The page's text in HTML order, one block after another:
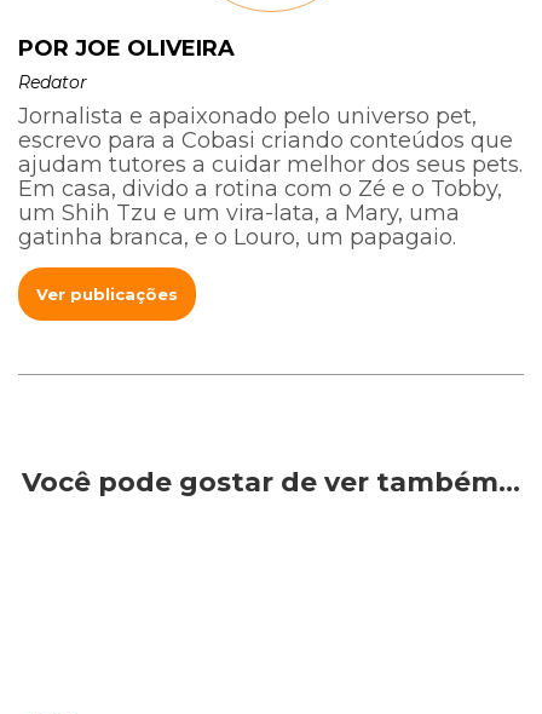
POR JOE OLIVEIRA
Redator
Jornalista e apaixonado pelo universo pet,
escrevo para a Cobasi criando conteúdos que
ajudam tutores a cuidar melhor dos seus pets.
Em casa, divido a rotina com o Zé e o Tobby,
um Shih Tzu e um vira-lata, a Mary, uma
gatinha branca, e o Louro, um papagaio.
Ver publicações
Você pode gostar de ver também…